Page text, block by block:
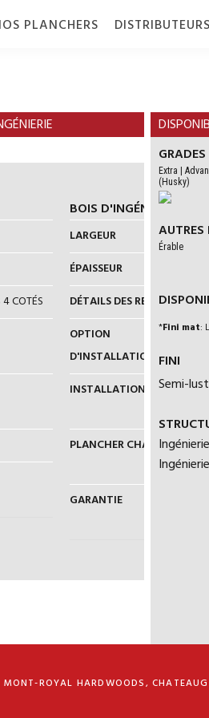
PLANCHERS DISTRIBUTEURS
GRADES
Extra |
(Husky)
AUTRES
Érable
*Fini mat:
FINI
Semi-
COTÉS
BOIS D'INGÉNIERIE
LARGEUR
5″
ÉPAISSEUR
DÉTAILS DES REBORDS
OPTION
D'INSTALLATION
INSTALLATION
PLANCHER CHAUFFANT
GARANTIE
ROYAL HARDWOODS,